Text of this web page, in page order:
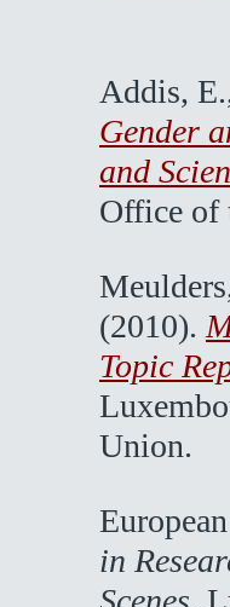
Addis,
Gender
and
Office of
(2010).
Topic
Union.
in